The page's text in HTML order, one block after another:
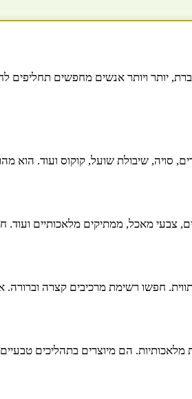
יותר ויותר אנשים מחפשים
שיבולת שועל, קוקוס ועוד. הוא
צבעי מאכל, ממתיקים מלאכותיים
חפשו רשימת מרכיבים קצרה
מלאכותיות. הם מיוצרים בתהליכים